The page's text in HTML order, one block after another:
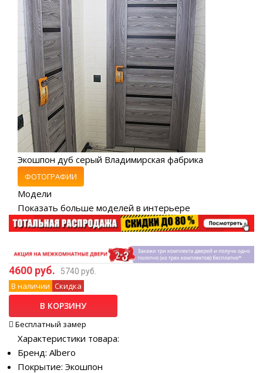
Экошпон дуб серый Владимирская фабрика
ФОТОГРАФИИ
Модели
Показать больше моделей в интерьере
4600 руб. 5740 руб.
В наличии Скидка
В КОРЗИНУ
Бесплатный замер
Характеристики товара:
Бренд: Albero
Покрытие: Экошпон